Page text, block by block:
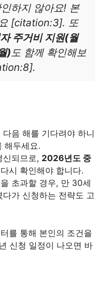
하지 않아요! 본
[citation:3]. 또
주거비 지원(월
)도 함께 확인해보
음 해를 기다려야 하니
해두세요.
신되므로, 2026년도 중
시 확인해야 합니다.
초과할 경우, 만 30세
가 신청하는 전략도 고
를 통해 본인의 조건을
신청 일정이 나오면 바